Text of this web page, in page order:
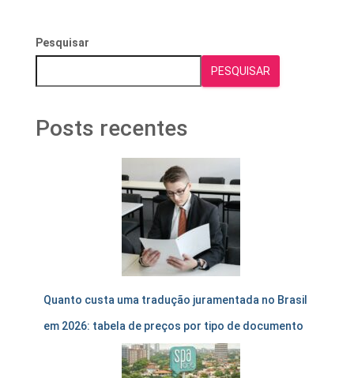
Pesquisar
PESQUISAR
Posts recentes
Quanto custa uma tradução juramentada no Brasil
em 2026: tabela de preços por tipo de documento